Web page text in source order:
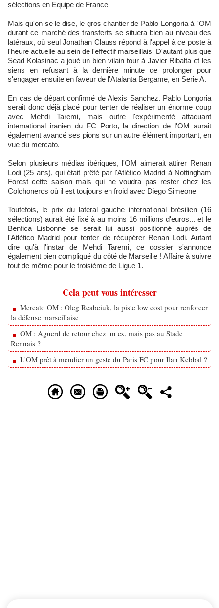
sélections en Equipe de France.
Mais qu'on se le dise, le gros chantier de Pablo Longoria à l'OM
durant ce marché des transferts se situera bien au niveau des
latéraux, où seul Jonathan Clauss répond à l'appel à ce poste à
l'heure actuelle au sein de l'effectif marseillais. D'autant plus que
Sead Kolasinac a joué un bien vilain tour à Javier Ribalta et les
siens en refusant à la dernière minute de prolonger pour
s'engager ensuite en faveur de l'Atalanta Bergame, en Serie A.
En cas de départ confirmé de Alexis Sanchez, Pablo Longoria
serait donc déjà placé pour tenter de réaliser un énorme coup
avec Mehdi Taremi, mais outre l'expérimenté attaquant
international iranien du FC Porto, la direction de l'OM aurait
également avancé ses pions sur un autre élément important, en
vue du mercato.
Selon plusieurs médias ibériques, l'OM aimerait attirer Renan
Lodi (25 ans), qui était prêté par l'Atlético Madrid à Nottingham
Forest cette saison mais qui ne voudra pas rester chez les
Colchoneros où il est toujours en froid avec Diego Simeone.
Toutefois, le prix du latéral gauche international brésilien (16
sélections) aurait été fixé à au moins 16 millions d'euros... et le
Benfica Lisbonne se serait lui aussi positionné auprès de
l'Atlético Madrid pour tenter de récupérer Renan Lodi. Autant
dire qu'à l'instar de Mehdi Taremi, ce dossier s'annonce
également bien compliqué du côté de Marseille ! Affaire à suivre
tout de même pour le troisième de Ligue 1.
Cela peut vous intéresser
Mercato OM : Oleg Reabciuk, la piste low cost pour renforcer
la défense marseillaise
OM : Aguerd de retour chez un ex, mais pas au Stade
Rennais ?
L'OM prêt à mendier un geste du Paris FC pour Ilan Kebbal ?